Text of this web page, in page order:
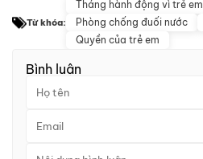
Từ khóa:
Tháng hành động vì trẻ em
Phòng chống đuối nước
Quyền của trẻ em
Bình luận